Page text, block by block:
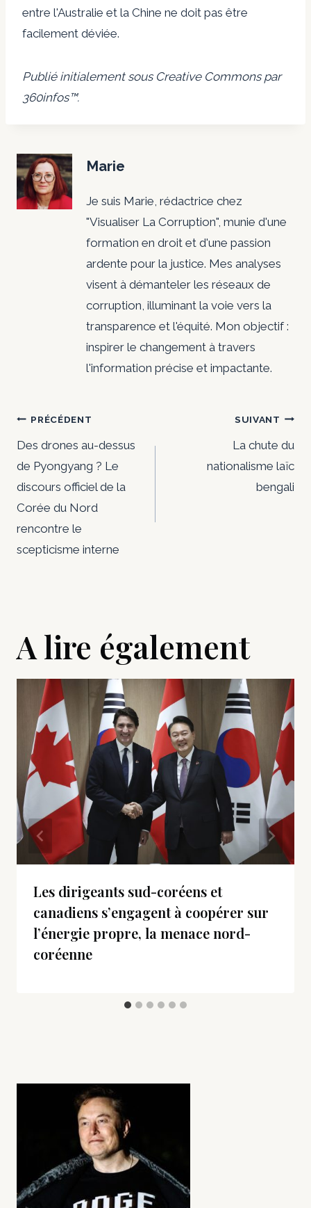
entre l'Australie et la Chine ne doit pas être
facilement déviée.
Publié initialement sous Creative Commonspar
360infos™.
Marie
Je suis Marie, rédactrice chez
"Visualiser La Corruption", munie d'une
formation en droit et d'une passion
ardente pour la justice. Mes analyses
visent à démanteler les réseaux de
corruption, illuminant la voie vers la
transparence et l'équité. Mon objectif :
inspirer le changement à travers
l'information précise et impactante.
Navigation
de
l’article
PRÉCÉDENT
Des drones au-dessus
de Pyongyang ? Le
discours officiel de la
Corée du Nord
rencontre le
scepticisme interne
SUIVANT
La chute du
nationalisme laïc
bengali
A lire également
Les dirigeants sud-coréens et
canadiens s’engagent à coopérer sur
l’énergie propre, la menace nord-
coréenne